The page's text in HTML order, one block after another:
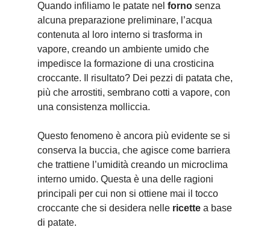
Quando infiliamo le patate nel forno senza
alcuna preparazione preliminare, l’acqua
contenuta al loro interno si trasforma in
vapore, creando un ambiente umido che
impedisce la formazione di una crosticina
croccante. Il risultato? Dei pezzi di patata che,
più che arrostiti, sembrano cotti a vapore, con
una consistenza molliccia.
Questo fenomeno è ancora più evidente se si
conserva la buccia, che agisce come barriera
che trattiene l’umidità creando un microclima
interno umido. Questa è una delle ragioni
principali per cui non si ottiene mai il tocco
croccante che si desidera nelle ricette a base
di patate.